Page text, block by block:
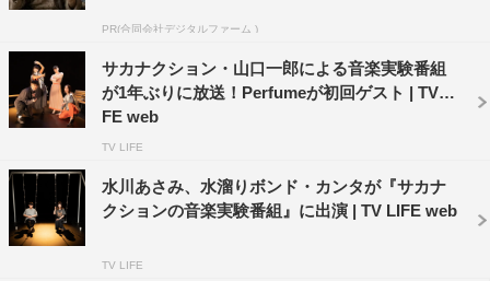
Eテレ
毎週（火）後10・50～11・19
©NHK
PR(合同会社デジタルファーム )
サカナクション・山口一郎による音楽実験番組
が1年ぶりに放送！Perfumeが初回ゲスト | TV LI
FE web
TV LIFE
水川あさみ、水溜りボンド・カンタが『サカナ
クションの音楽実験番組』に出演 | TV LIFE web
TV LIFE